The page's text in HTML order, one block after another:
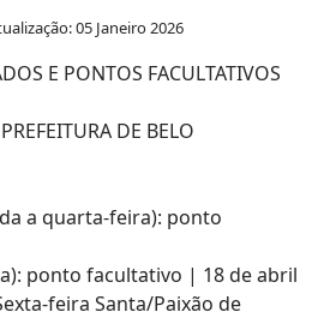
05 Janeiro 2026
E PONTOS FACULTATIVOS
DE BELO
a quarta-feira): ponto
ponto facultativo | 18 de abril
feira Santa/Paixão de